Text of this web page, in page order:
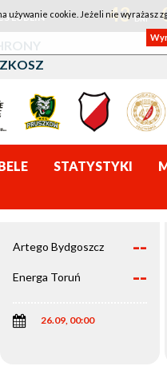
LUBLIN 43
STATYSTYKI
Artego Bydgoszcz --
Energa Toruń --
26.09, 00:00
używanie cookie. Jeżeli nie wyrażasz